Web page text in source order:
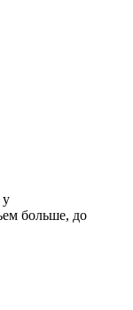
больше, до